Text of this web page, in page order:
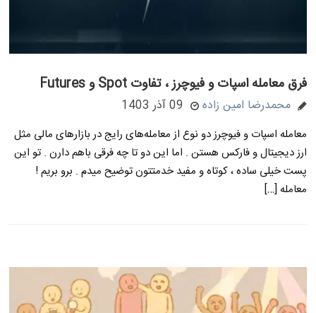
فرق معامله اسپات و فیوچرز ، تفاوت Spot و Futures
محمدرضا امین زاده 09 آذر 1403
معامله اسپات و فیوچرز دو نوع از معامله‌های رایج در بازارهای مالی مثل
ارز دیجیتال و فارکس هستن . اما این دو تا چه فرقی باهم دارن . تو این
پست خیلی ساده ، کوتاه و مفید خدمتتون توضیح میدم . برو بریم !
معامله […]